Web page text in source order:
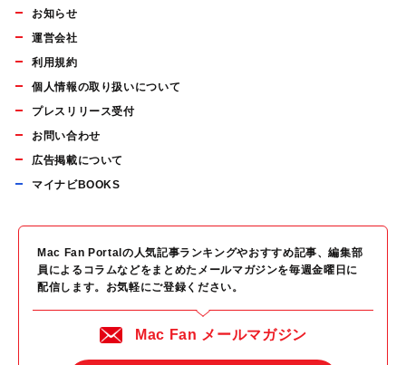
お知らせ
運営会社
利用規約
個人情報の取り扱いについて
プレスリリース受付
お問い合わせ
広告掲載について
マイナビBOOKS
Mac Fan Portalの人気記事ランキングやおすすめ記事、編集部
員によるコラムなどをまとめたメールマガジンを毎週金曜日に
配信します。お気軽にご登録ください。
Mac Fan メールマガジン